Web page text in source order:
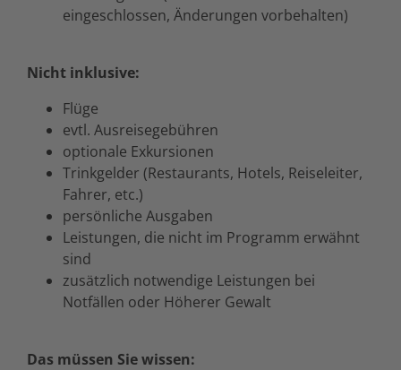
eingeschlossen, Änderungen vorbehalten)
Nicht inklusive:
Flüge
evtl. Ausreisegebühren
optionale Exkursionen
Trinkgelder (Restaurants, Hotels, Reiseleiter,
Fahrer, etc.)
persönliche Ausgaben
Leistungen, die nicht im Programm erwähnt
sind
zusätzlich notwendige Leistungen bei
Notfällen oder Höherer Gewalt
Das müssen Sie wissen: